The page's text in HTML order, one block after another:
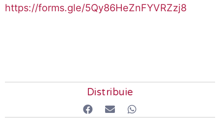
https://forms.gle/5Qy86HeZnFYVRZzj8
Distribuie